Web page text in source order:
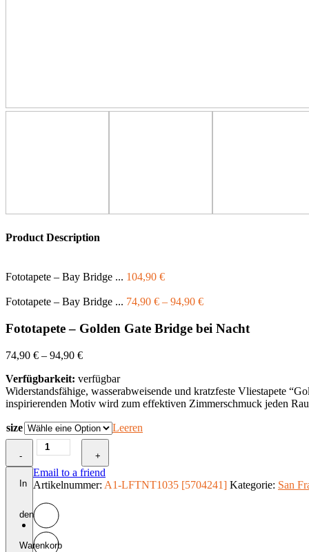
Product Description
Fototapete – Bay Bridge ... 104,90 €
Fototapete – Bay Bridge ... 74,90 € – 94,90 €
Fototapete – Golden Gate Bridge bei Nacht
74,90 € – 94,90 €
Verfügbarkeit: verfügbar
Widerstandsfähige, wasserabweisende und kratzfeste Vliestapete
inspirierenden Motiv wird zum effektiven Zimmerschmuck jeden
size Leeren
-
Fototapete
-
Golden
Gate
bei
Nacht
Menge
+
In
den
Warenkorb
Email to a friend
Artikelnummer: A1-LFTNT1035 [5704241] Kategorie: San